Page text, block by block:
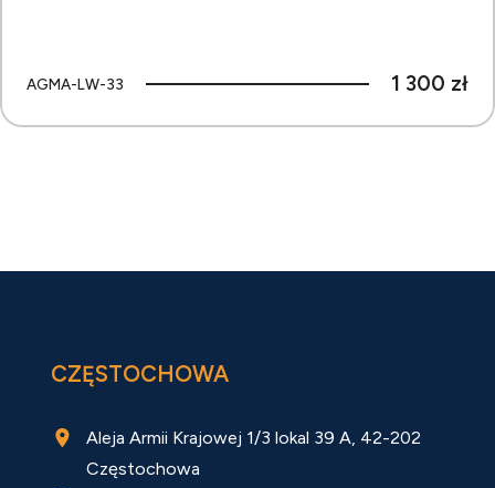
AGMA-LW-33 1 300 zł
CZĘSTOCHOWA
Aleja Armii Krajowej 1/3 lokal 39 A, 42-202
Częstochowa